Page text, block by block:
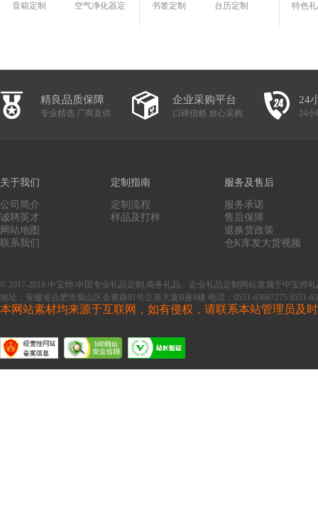
音箱定制
空气净化器定
书签定制
台历定制
特色
精良品质保障
专业精选 厂商直供
企业采购平台
口碑信赖 放心采购
24
24
关于我们
公司简介
诚聘英才
网站地图
联系我们
定制指南
定制流程
样品及打样
服务及售后
服务承诺
售后保障
退换货政策
仓K库发大货视频
© 2017-2018 中宝烨-中国专业礼品定制,商务礼品、企业礼品定制网站隶属于中宝烨
地址：安徽省合肥市蜀山区金寨路91号立基大厦B座8楼 电话：0551-63667275 0551-
本网站素材均来源于互联网，如有侵权，请联系本站管理员及